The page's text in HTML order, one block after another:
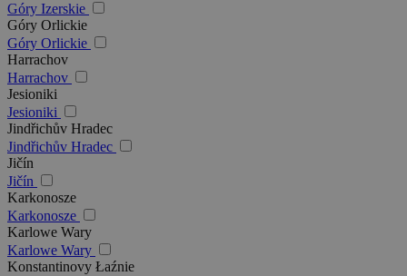
Góry Izerskie
Góry Orlickie
Góry Orlickie
Harrachov
Harrachov
Jesioniki
Jesioniki
Jindřichův Hradec
Jindřichův Hradec
Jičín
Jičín
Karkonosze
Karkonosze
Karlowe Wary
Karlowe Wary
Konstantinovy Łaźnie